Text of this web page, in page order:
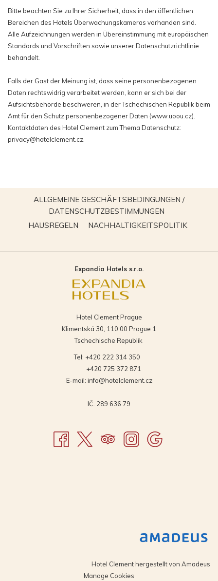
Bitte beachten Sie zu Ihrer Sicherheit, dass in den öffentlichen
Bereichen des Hotels Überwachungskameras vorhanden sind.
Alle Aufzeichnungen werden in Übereinstimmung mit europäischen
Standards und Vorschriften sowie unserer Datenschutzrichtlinie
behandelt.
Falls der Gast der Meinung ist, dass seine personenbezogenen
Daten rechtswidrig verarbeitet werden, kann er sich bei der
Aufsichtsbehörde beschweren, in der Tschechischen Republik beim
Amt für den Schutz personenbezogener Daten (www.uoou.cz).
Kontaktdaten des Hotel Clement zum Thema Datenschutz:
privacy@hotelclement.cz.
ALLGEMEINE GESCHÄFTSBEDINGUNGEN /
DATENSCHUTZBESTIMMUNGEN
SICH
HAUSREGELN ÖFFNET
FENSTER
NACHHALTIGKEITSPOLITIKÖFFNET
Expandia Hotels s.r.o.
Hotel Clement Prague
Klimentská 30, 110 00 Prague 1
Tschechische Republik
Tel: +420 222 314 350
+420 725 372 871
E-mail: info@hotelclement.cz
IČ: 289 636 79
Hotel Clement hergestellt von Amadeus
Manage Cookies